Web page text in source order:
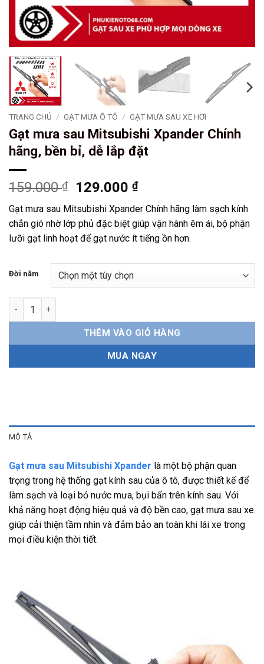
TRANG CHỦ / GẠT MƯA Ô TÔ / GẠT MƯA SAU XE HƠI
Gạt mưa sau Mitsubishi Xpander Chính
hãng, bền bỉ, dễ lắp đặt
159.000₫
Giá
gốc
là:
159.000 ₫.
129.000₫Giá
hiện
tại
là:
129.000 ₫.
Gạt mưa sau Mitsubishi Xpander Chính hãng làm sạch kính
chắn gió nhờ lớp phủ đặc biệt giúp vận hành êm ái, bộ phận
lưỡi gạt linh hoạt để gạt nước ít tiếng ồn hơn.
Đời năm
Gạt mưa sau Mitsubishi Xpander Chính hãng, bền bỉ, dễ lắp
THÊM VÀO GIỎ HÀNG
MUA NGAY
MÔ TẢ
Gạt mưa sau Mitsubishi Xpander là một bộ phận quan
trọng trong hệ thống gạt kính sau của ô tô, được thiết kế để
làm sạch và loại bỏ nước mưa, bụi bẩn trên kính sau. Với
khả năng hoạt động hiệu quả và độ bền cao, gạt mưa sau xe
giúp cải thiện tầm nhìn và đảm bảo an toàn khi lái xe trong
mọi điều kiện thời tiết.